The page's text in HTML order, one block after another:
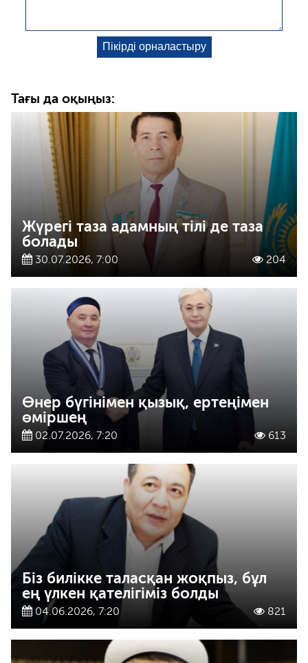
Тағы да оқыңыз:
Жүрегі таза адамның тілі де таза
болады
30.07.2026, 7:00 204
Өнер бүгінімен қызық, ертеңімен
өміршең
02.07.2026, 7:20 613
Біз билікке таласқан жоқпыз, бұл
ең үлкен қателігіміз болды
04.06.2026, 7:20 821